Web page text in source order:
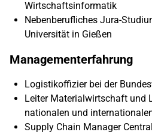
Wirtschaftsinformatik
Nebenberufliches Jura-
Universität in Gießen
Managementerfahrung
Logistikoffizier bei der
Leiter Materialwirtschaft und
nationalen und
Supply Chain Manager